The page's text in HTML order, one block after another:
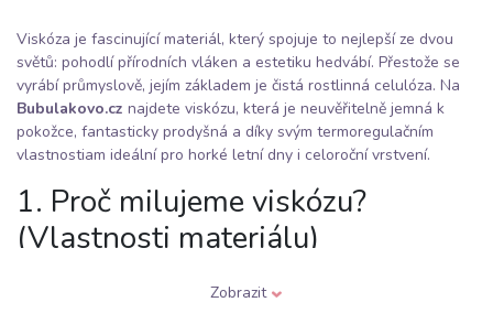
Viskóza je fascinující materiál, který spojuje to nejlepší ze dvou
světů: pohodlí přírodních vláken a estetiku hedvábí. Přestože se
vyrábí průmyslově, jejím základem je čistá rostlinná celulóza. Na
Bubulakovo.cz najdete viskózu, která je neuvěřitelně jemná k
pokožce, fantasticky prodyšná a díky svým termoregulačním
vlastnostiam ideální pro horké letní dny i celoroční vrstvení.
1. Proč milujeme viskózu?
(Vlastnosti materiálu)
vlhkost a v létě příjemně chladí.Zobrazit